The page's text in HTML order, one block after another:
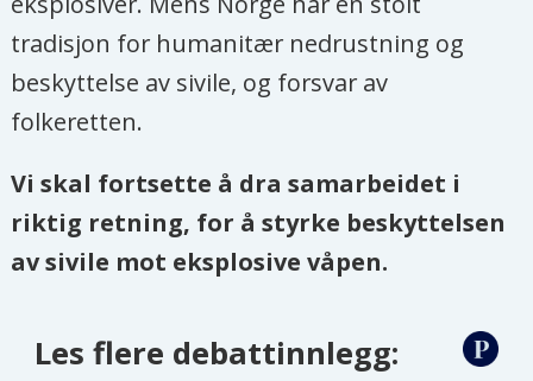
tradisjon for humanitær nedrustning og
beskyttelse av sivile, og forsvar av
folkeretten.
Vi skal fortsette å dra samarbeidet i
riktig retning, for å styrke beskyttelsen
av sivile mot eksplosive våpen.
Les flere debattinnlegg: